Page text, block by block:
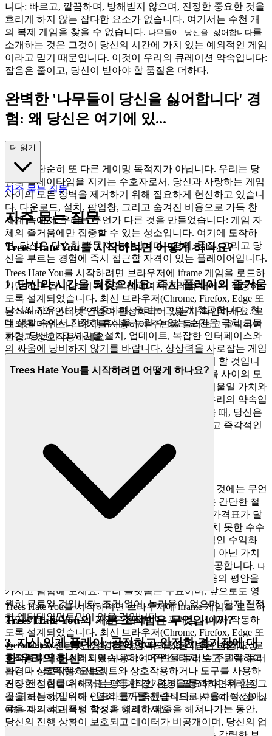
니다: 빠르고, 깔끔하며, 방해받지 않으며, 진정한 중요한 것을
흐리게 하지 않는 잡다한 요소가 없습니다. 여기서는 수천 개
의 복제 게임을 찾을 수 없습니다. 나무들이 당신을 싫어합니다를
소개하는 것은 그것이 당신의 시간에 가치 있는 예외적인 게임
이라고 믿기 때문입니다. 이것이 우리의 큐레이션 약속입니다:
잡음은 줄이고, 당신이 받아야 할 품질은 더하다.
완벽한 '나무들이 당신을 싫어합니다' 경
험: 왜 당신은 여기에 있...
는가
우리는 단순히 또 다른 게이밍 목적지가 아닙니다. 우리는 당
신의 플레이타임을 지키는 수호자로서, 당신과 사랑하는 게임
사이의 모든 장벽을 제거하기 위해 집요하게 헌신하고 있습니
다. 다운로드, 설치, 팝업창, 그리고 숨겨진 비용으로 가득 찬
세계 속에서, 우리는 무언가 다른 것을 만들었습니다: 게임 자
체의 즐거움에만 집중할 수 있는 성소입니다. 여기에 도착하
면, 당신은 단순한 방문자가 아닙니다—경의, 품질, 그리고 당
신을 부르는 경험에 즉시 접근할 자격이 있는 플레이어입니다.
1. 당신의 시간을 되찾으세요: 즉시 플레이의 즐거움
당신의 자유 시간은 귀중하며, 우리는 그렇게 취급합니다. 현
대 생활 속에서 진정한 휴식을 누릴 수 있는 순간은 극히 드물
지만, 당신이 그 시간을 설치, 업데이트, 복잡한 인터페이스와
의 싸움에 낭비하지 않기를 바랍니다. 상상력을 사로잡는 게임
을 발견하는 순간, 당신은 그것을 플레이하고 싶어 할 것입니
다. 로딩을 기다리는 대신 말입니다. 당신과 즐거움 사이의 모
든 장벽을 제거함으로써, 우리는 당신의 주의를 기울일 가치와
귀한 여가 시간의 소중함을 존중합니다. 이것이 우리의 약속입
를 플레이하고 싶을 때, 당신은
몇 초 만에 게임에 들어갑니다. 장벽 없이, 순수하고 즉각적인
2. 솔직한 즐거움: 부담 없는 약속
접대가 아닌 착취를 믿는 디지털 공간에 들어가는 것에는 무언
가 깊이 해방되는 느낌이 있습니다. 우리 플랫폼은 간단한 철
학으로 건설되었습니다: 엔터테인먼트에는 절대 가격표가 달
려 있어서는 안 됩니다. 우리는 숨겨진 비용, 예상치 못한 수수
료, 그리고 게임을 거래의 부담으로 만드는 포식적인 수익화
문화에 반대합니다. 대신, 우리는 당신을 수익원이 아닌 가치
있는 손님으로 대우하는 완전히 무료한 경험을 제공합니다. 나
의 모든 레벨과 전략을 마음의 평안을
가지고 탐험해 보세요. 우리 플랫폼은 무료이며, 앞으로도 영
원히 무료일 것입니다. 조건 없이, 놀라움이 없으며, 단지 진정
한 엔터테인먼트만이 있을 것입니다.
3. 자신 있게 플레이: 공정하고 안전한 경기장에 대
한 우리의 헌신
진정한 성취를 위해서는 평등한 경기장이 필요하며, 우리는 그
것을 보장하기 위해 인프라를 구축했습니다.나무들이 당신을 싫
어합니다의 적대적인 함정과 영리한 퍼즐을 헤쳐나가는 동안,
당신의 진행 상황이 보호되고 데이터가 비공개이며, 당신의 업
더 읽기
자주 묻는 질문
자주 묻는 질문
Trees Hate You를 시작하려면 어떻게 하나요?
Trees Hate You를 시작하려면 브라우저에 iframe 게임을 로드하
기만 하면 됩니다. 이 게임은 웹페이지 프레임 내에서 작동하
도록 설계되었습니다. 최신 브라우저(Chrome, Firefox, Edge 또
는 Safari)와 인터넷 연결이 활성화되어 있는지 확인하세요. 로
드되면 마우스나 터치를 사용하여 주변을 둘러보고 클릭하여
환경과 상호작용하세요.
Trees Hate You를 시작하려면 어떻게 하나요?
Trees Hate You를 시작하려면 브라우저에 iframe 게임을 로드하
기만 하면 됩니다. 이 게임은 웹페이지 프레임 내에서 작동하
도록 설계되었습니다. 최신 브라우저(Chrome, Firefox, Edge 또
는 Safari)와 인터넷 연결이 활성화되어 있는지 확인하세요. 로
드되면 마우스나 터치를 사용하여 주변을 둘러보고 클릭하여
환경과 상호작용하세요.
Trees Hate You의 기본 조작법은 무엇입니까?
Trees Hate You는 1인칭 경험 게임이므로 조작법은 탐험과 상
호작용을 위해 설계되었습니다: • 마우스/터치: 숲 주변을 둘러
봅니다 • 클릭/탭: 오브젝트와 상호작용하거나 도구를 사용하
거나 전진합니다 • 목표는 적대적인 환경을 통과하면서 함정
을 피하는 것입니다 • 열쇠 도끼를 전략적으로 사용하여 장애
물을 제거하고 특정 함정을 해제하세요